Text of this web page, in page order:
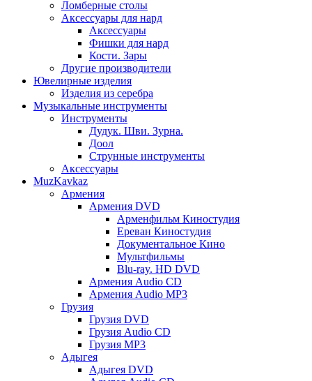
Ломберные столы
Аксессуары для нард
Аксессуары
Фишки для нард
Кости. Зары
Другие производители
Ювелирные изделия
Изделия из серебра
Музыкальные инструменты
Инструменты
Дудук. Шви. Зурна.
Доол
Струнные инструменты
Аксессуары
MuzKavkaz
Армения
Армения DVD
Арменфильм Киностудия
Ереван Киностудия
Документальное Кино
Мультфильмы
Blu-ray. HD DVD
Армения Audio CD
Армения Audio MP3
Грузия
Грузия DVD
Грузия Audio CD
Грузия MP3
Адыгея
Адыгея DVD